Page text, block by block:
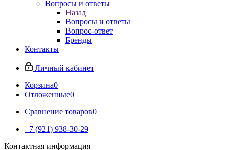
Вопросы и ответы
Назад
Вопросы и ответы
Вопрос-ответ
Бренды
Контакты
Личный кабинет
Корзина0
Отложенные0
Сравнение товаров0
+7 (921) 938-30-29
Контактная информация